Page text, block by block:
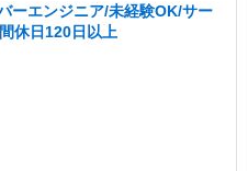
ーエンジニア/未経験OK/サー
休日120日以上